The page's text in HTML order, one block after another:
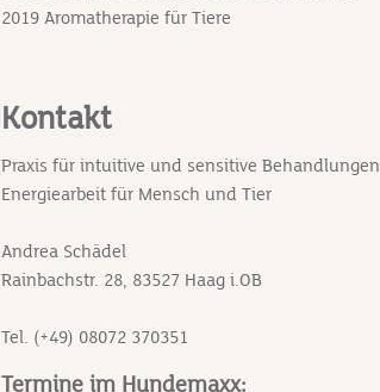
2019 Aromatherapie für Tiere
Kontakt
Praxis für intuitive und sensitive Behandlungen
Energiearbeit für Mensch und Tier
Andrea Schädel
Rainbachstr. 28, 83527 Haag i.OB
Tel. (+49) 08072 370351
Termine im Hundemaxx: